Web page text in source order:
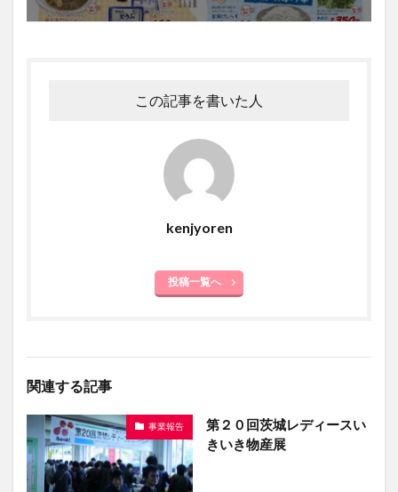
この記事を書いた人
kenjyoren
投稿一覧へ
関連する記事
事業報告
第２０回茨城レディースい
きいき物産展